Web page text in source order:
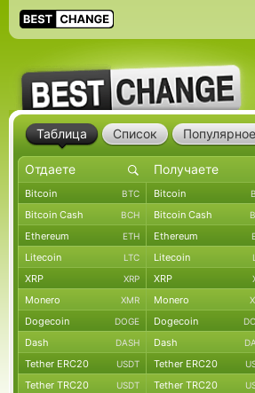
Таблица Список Популярное
Bitcoin BTC Bitcoin
Bitcoin Cash BCH Bitcoin Cash
Ethereum ETH Ethereum
Litecoin LTC Litecoin
XRP XRP XRP
Monero XMR Monero
Dogecoin DOGE Dogecoin
Dash DASH Dash
Tether ERC20 USDT Tether ERC20
Tether TRC20 USDT Tether TRC20